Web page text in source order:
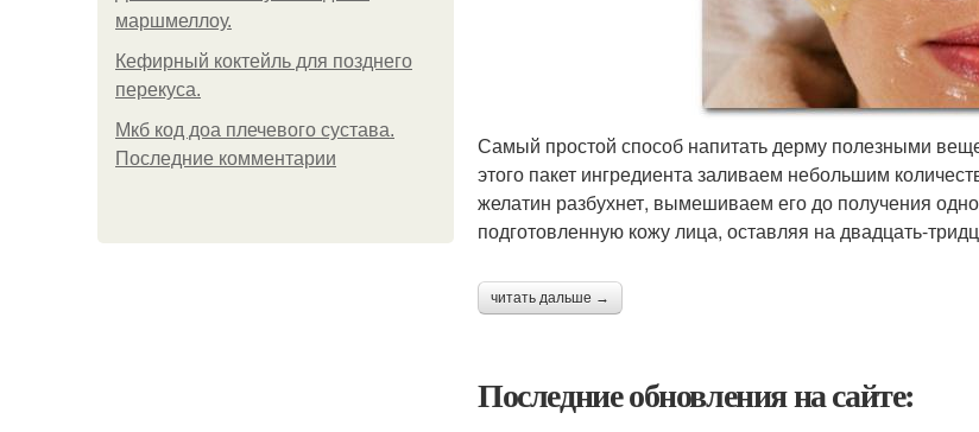
маршмеллоу.
Кефирный коктейль для позднего
перекуса.
Мкб код доа плечевого сустава.
Последние комментарии
Самый простой способ напитать дерму полезными
этого пакет ингредиента заливаем небольшим
желатин разбухнет, вымешиваем его до получения
подготовленную кожу лица, оставляя на двадцать-
читать дальше →
Последние обновления на сайте: